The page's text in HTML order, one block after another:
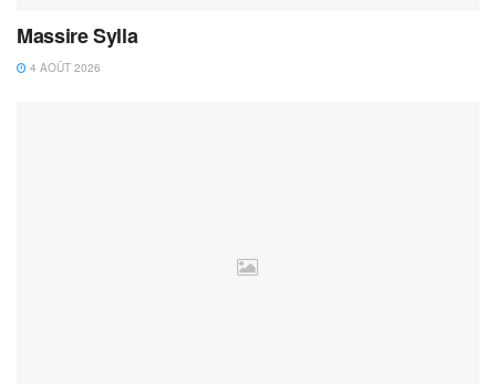
Massire Sylla
4 AOÛT 2026